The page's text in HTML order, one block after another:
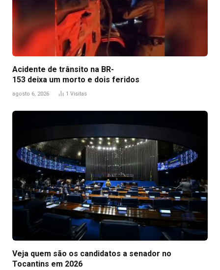
Acidente de trânsito na BR-
153 deixa um morto e dois feridos
agosto 6, 2026 1 Visitas
Veja quem são os candidatos a senador no
Tocantins em 2026